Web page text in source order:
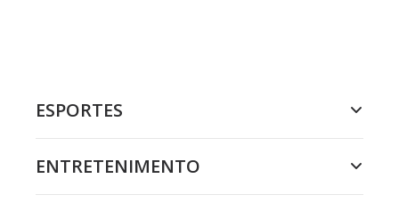
ESPORTES
ENTRETENIMENTO